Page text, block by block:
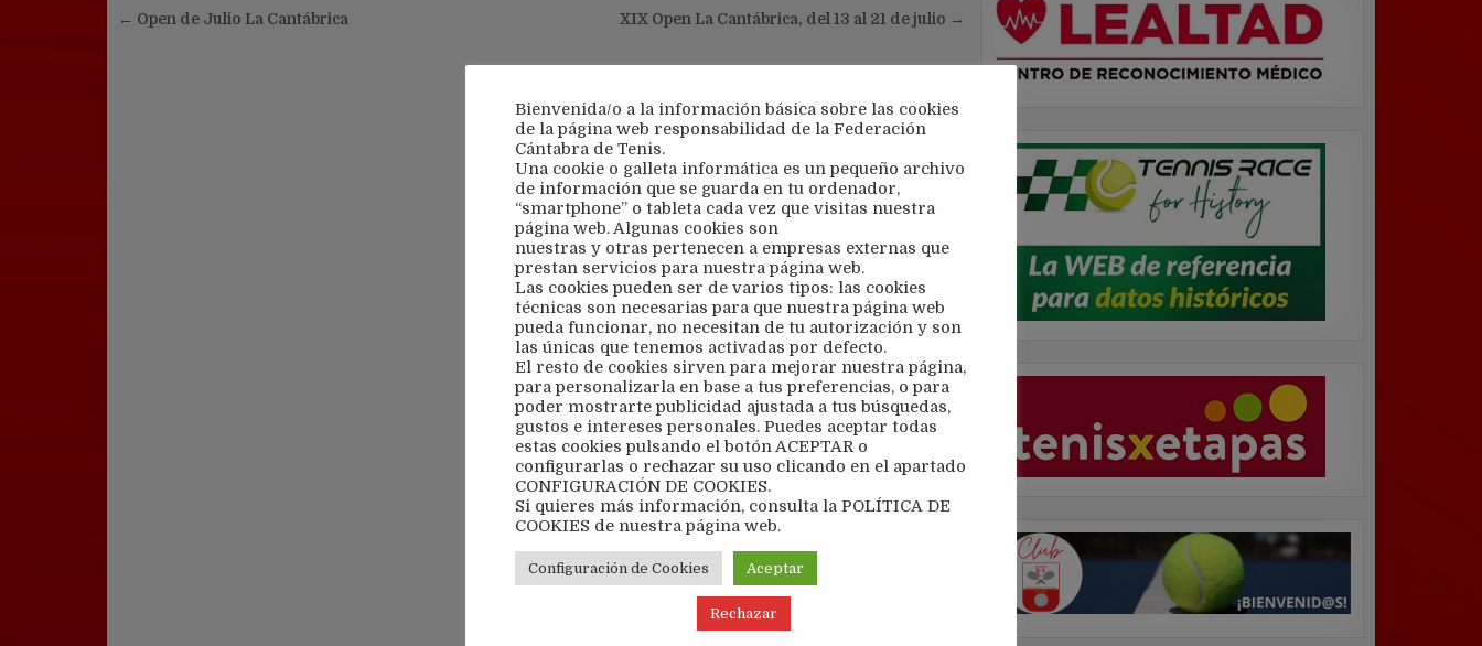
Navegación XIX Open La Cantábrica, del 13 al 21 de julio →
← Open de Julio La Cantábrica
Bienvenida/o a la información básica sobre las cookies
de la página web responsabilidad de la Federación
Cántabra de Tenis.
Una cookie o galleta informática es un pequeño archivo
de información que se guarda en tu ordenador,
“smartphone” o tableta cada vez que visitas nuestra
página web. Algunas cookies son
nuestras y otras pertenecen a empresas externas que
prestan servicios para nuestra página web.
Las cookies pueden ser de varios tipos: las cookies
técnicas son necesarias para que nuestra página web
pueda funcionar, no necesitan de tu autorización y son
las únicas que tenemos activadas por defecto.
El resto de cookies sirven para mejorar nuestra página,
para personalizarla en base a tus preferencias, o para
poder mostrarte publicidad ajustada a tus búsquedas,
gustos e intereses personales. Puedes aceptar todas
estas cookies pulsando el botón ACEPTAR o
configurarlas o rechazar su uso clicando en el apartado
CONFIGURACIÓN DE COOKIES.
Si quieres más información, consulta la POLÍTICA DE
COOKIES de nuestra página web.
Configuración de Cookies Aceptar
Rechazar